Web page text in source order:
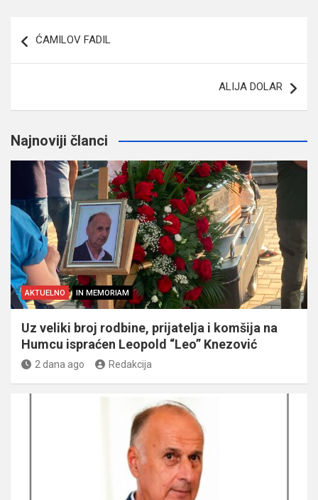
članaka
ĆAMILOV FADIL
ALIJA DOLAR
Najnoviji članci
AKTUELNO IN MEMORIAM
Uz veliki broj rodbine, prijatelja i komšija na
Humcu ispraćen Leopold “Leo” Knezović
2 dana ago Redakcija